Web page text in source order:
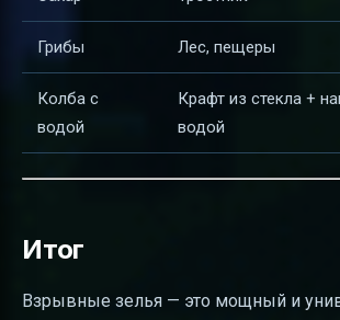
Грибы Лес, пещеры
Колба с
водой
Крафт из стекла +
водой
Итог
Взрывные зелья — это мощный и